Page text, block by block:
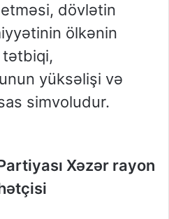
dövlətin
ölkənin
yüksəlişi və
simvoludur.
Xəzər rayon